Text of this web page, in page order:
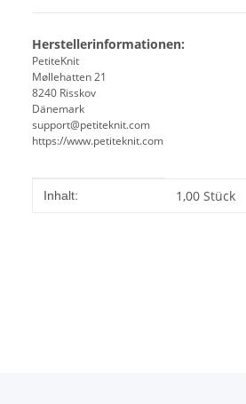
Herstellerinformationen:
PetiteKnit
Møllehatten 21
8240 Risskov
Dänemark
support@petiteknit.com
https://www.petiteknit.com
Produkteigenschaft
Wert
Inhalt: 1,00 Stück